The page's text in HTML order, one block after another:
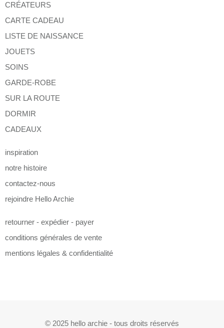
CRÉATEURS
CARTE CADEAU
LISTE DE NAISSANCE
JOUETS
SOINS
GARDE-ROBE
SUR LA ROUTE
DORMIR
CADEAUX
inspiration
notre histoire
contactez-nous
rejoindre Hello Archie
retourner - expédier - payer
conditions générales de vente
mentions légales & confidentialité
© 2025 hello archie - tous droits réservés